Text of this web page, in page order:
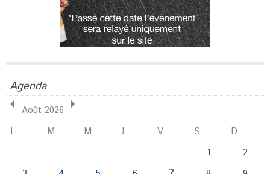
Agenda
Août 2026
L
M M J V S
D
1
2